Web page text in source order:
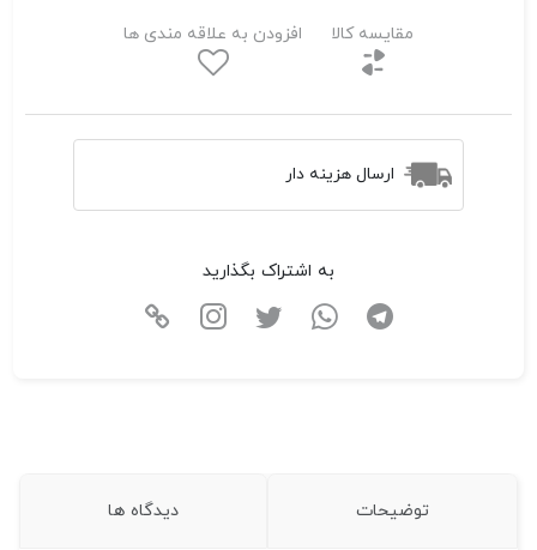
مقایسه کالا افزودن به علاقه مندی ها
ارسال هزینه دار
به اشتراک بگذارید
توضیحات دیدگاه ها